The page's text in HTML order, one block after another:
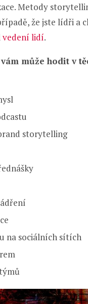
Metody
že jste lídři a
vedení lidí.
může hodit v
storytelling
na sociálních sítích